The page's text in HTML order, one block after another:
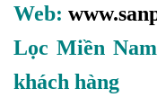
Web:
Lọc Miền
khách hàng